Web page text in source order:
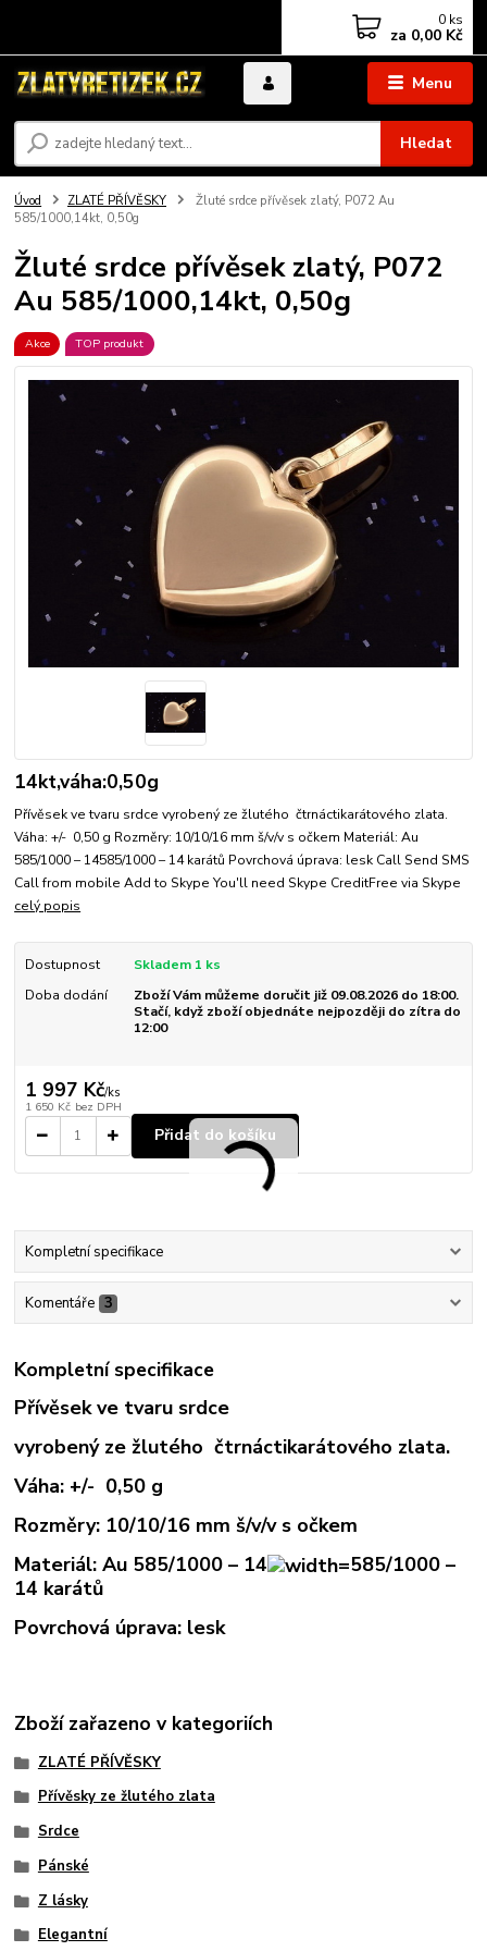
Menu
Hledat
0 ks
za 0,00 Kč
Úvod ZLATÉ PŘÍVĚSKY
Žluté srdce přívěsek zlatý, P072 Au
585/1000,14kt, 0,50g
Žluté srdce přívěsek zlatý, P072
Au 585/1000,14kt, 0,50g
Akce TOP produkt
14kt,váha:0,50g
Přívěsek ve tvaru srdce vyrobený ze žlutého čtrnáctikarátového zlata.
Váha: +/- 0,50 g Rozměry: 10/10/16 mm š/v/v s očkem Materiál: Au
585/1000 – 14585/1000 – 14 karátů Povrchová úprava: lesk Call Send SMS
Call from mobile Add to Skype You'll need Skype CreditFree via Skype
celý popis
Dostupnost
Skladem 1 ks
Doba dodání
Zboží Vám můžeme doručit již 09.08.2026 do 18:00.
Stačí, když zboží objednáte nejpozději do zítra do
12:00
1 997 Kč/ks
1 650 Kč bez DPH
Přidat do košíku
Kompletní specifikace
Komentáře 3
Kompletní specifikace
Přívěsek ve tvaru srdce
vyrobený ze žlutého čtrnáctikarátového zlata.
Váha: +/- 0,50 g
Rozměry: 10/10/16 mm š/v/v s očkem
Materiál: Au 585/1000 – 14
585/1000 –
14 karátů
Povrchová úprava: lesk
Zboží zařazeno v kategoriích
ZLATÉ PŘÍVĚSKY
Přívěsky ze žlutého zlata
Srdce
Pánské
Z lásky
Elegantní